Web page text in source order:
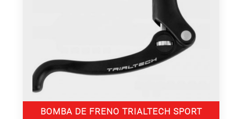
BOMBA DE FRENO TRIALTECH SPORT